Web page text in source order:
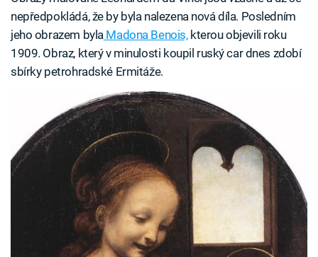
nepředpokládá, že by byla nalezena nová díla. Posledním
jeho obrazem bylaMadona Benois,kterou objevili roku
1909. Obraz, který v minulosti koupil ruský car dnes zdobí
sbírky petrohradské Ermitáže.